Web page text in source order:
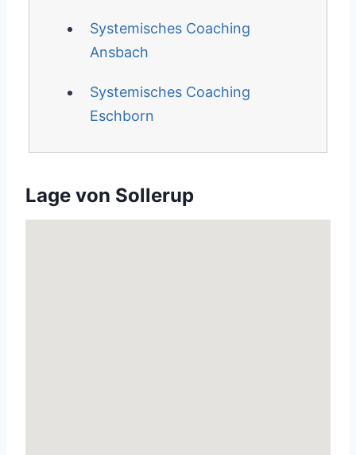
Systemisches Coaching
Ansbach
Systemisches Coaching
Eschborn
Lage von Sollerup